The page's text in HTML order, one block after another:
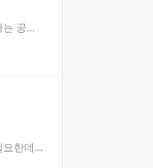
공사
한데